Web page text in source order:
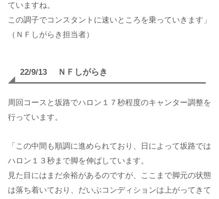
ていますね。
この調子でコンスタントに速いところを乗っていきます」
（ＮＦしがらき担当者）
22/9/13 ＮＦしがらき
周回コースと坂路でハロン１７秒程度のキャンター調整を
行っています。
「この中間も順調に進められており、日によって坂路では
ハロン１３秒まで脚を伸ばしています。
見た目にはまだ余裕があるのですが、ここまで脚元の状態
は落ち着いており、だいぶコンディションは上がってきて